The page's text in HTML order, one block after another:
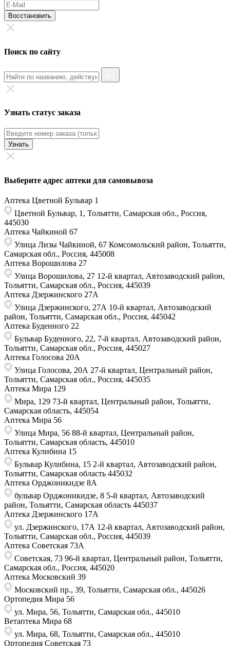
Восстановить
Поиск по сайту
Узнать статус заказа
Узнать
Выберите адрес аптеки для самовывоза
Аптека Цветной Бульвар 1
Цветной Бульвар, 1, Тольятти, Самарская обл., Россия,
445030
Аптека Чайкиной 67
Улица Лизы Чайкиной, 67​ Комсомольский район, Тольятти,
Самарская обл., Россия, 445008
Аптека Ворошилова 27
Улица Ворошилова, 27 ​12-й квартал, Автозаводский район,
Тольятти, Самарская обл., Россия,​ 445039
Аптека Дзержинского 27А
Улица Дзержинского, 27А 10-й квартал, Автозаводский
район, Тольятти, Самарская обл., Россия, 445042
Аптека Буденного 22
Бульвар Буденного, 22, ​7-й квартал, Автозаводский район,
Тольятти, Самарская обл., Россия, ​445027
Аптека Голосова 20А
Улица ​Голосова, 20А 27-й квартал, Центральный район,
Тольятти, Самарская обл., ​Россия, 445035
Аптека Мира 129
Мира, 129 73-й квартал, Центральный район, Тольятти,
Самарская область, 445054
Аптека Мира 56
Улица Мира, 56 88-й квартал, Центральный район,
Тольятти, Самарская область, 445010
Аптека Кулибина 15
Бульвар Кулибина, 15 2-й квартал, Автозаводский район,
Тольятти, Самарская область ​445032
Аптека Орджоникидзе 8А
бульвар Орджоникидзе, 8 ​5-й квартал, Автозаводский
район, Тольятти, Самарская область ​445037
Аптека Дзержинского 17А
ул. Дзержинского, 17А 12-й квартал, Автозаводский район,
Тольятти, Самарская обл., Россия, 445039
Аптека Советская 73A
Советская, 73 ​96-й квартал, Центральный район, Тольятти,
Самарская обл., Россия, ​445020
Аптека Московский 39
Московский пр., 39, Тольятти, Самарская обл., 445026
Ортопедия Мира 56
ул. Мира, 56, Тольятти, Самарская обл., 445010
Ветаптека Мира 68
ул. Мира, 68, Тольятти, Самарская обл., 445010
Ортопедия Советская 73